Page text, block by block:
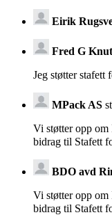
Eirik
Fred G
Jeg støtter stafett
MPack AS
Vi støtter opp
bidrag til Stafett
BDO avd
Vi støtter opp
bidrag til Stafett